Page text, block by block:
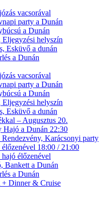
vacsorával
party a Dunán
a Dunán
Eljegyzési helyszín
Esküvő a dunán
a Dunán
vacsorával
party a Dunán
a Dunán
Eljegyzési helyszín
Esküvő a dunán
– Augusztus 20.
Hajó a Dunán 22:30
Rendezvény, Karácsonyi party
18:00 / 21:00
élőzenével
Bankett a Dunán
a Dunán
+ Dinner & Cruise